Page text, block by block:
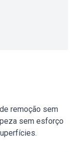
remoção sem
sem esforço